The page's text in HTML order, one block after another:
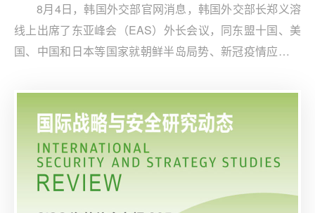
8月4日，韩国外交部官网消息，韩国外交部长郑义溶
线上出席了东亚峰会（EAS）外长会议，同东盟十国、美
国、中国和日本等国家就朝鲜半岛局势、新冠疫情应对、
配的重要性，提出应扩大疫苗的生产和供应，表示韩国将
努力成为向所有国家提供可负担起的疫苗的全球疫苗枢